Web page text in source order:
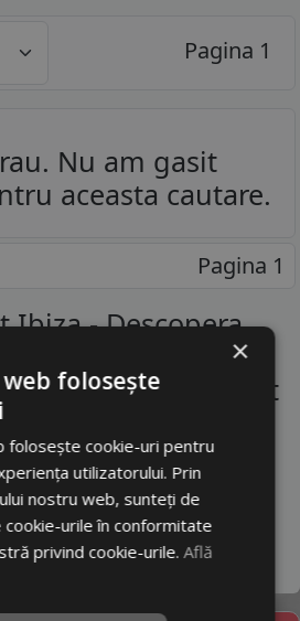
Pagina 1
Nu am gasit
aceasta cautare.
Pagina 1
Ibiza - Descopera
toate marcile
raport calitate-pret
2001 2007 2011 -
La Producatori De
×
folosește
folosește cookie-uri pentru
utilizatorului. Prin
nostru web, sunteți de
urile în conformitate
privind cookie-urile.Află